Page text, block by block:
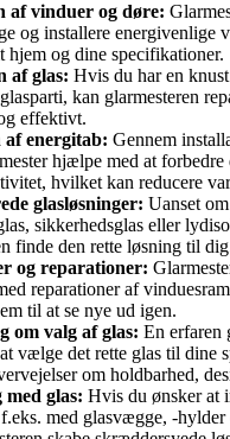
af vinduer og døre:
og installere energivenlige
hjem og dine specifikationer.
af glas: Hvis du har en
kan glarmesteren
effektivt.
energitab: Gennem
hjælpe med at
hvilket kan reducere
glasløsninger: Uanset
sikkerhedsglas eller
finde den rette løsning til
og reparationer:
reparationer af
til at se nye ud igen.
om valg af glas: En erfaren
vælge det rette glas til dine
om holdbarhed,
glas: Hvis du ønsker at
med glasvægge, -hylder